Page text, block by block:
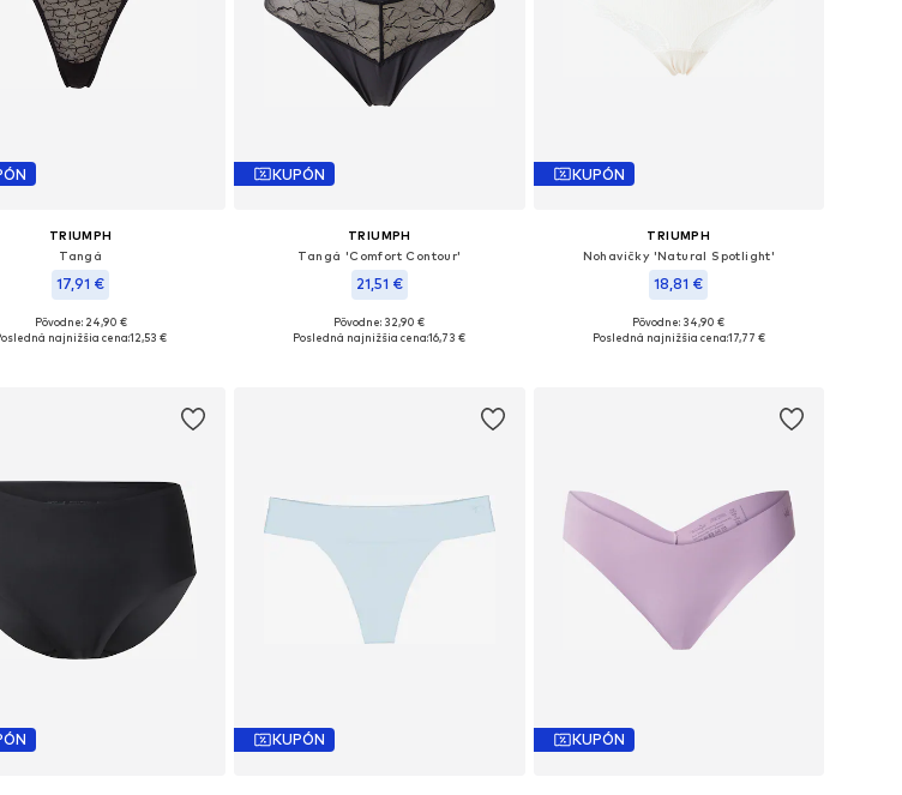
TRIUMPH
Tangá
17,91 €
Dostupné veľkosti: S
Pôvodne: 24,90 €
najnižšia cena:12,53 €
KUPÓN
TRIUMPH
Tangá 'Comfort Contour'
21,51 €
Dostupné veľkosti: XL
Pôvodne: 32,90 €
Posledná najnižšia cena:16,73 €
KUPÓN
TRIUMPH
Nohavičky 'Natural Spotlight'
18,81 €
Dostupné veľkosti: XXL
Pôvodne: 34,90 €
Posledná najnižšia cena:17,77 €
KUPÓN KUPÓN